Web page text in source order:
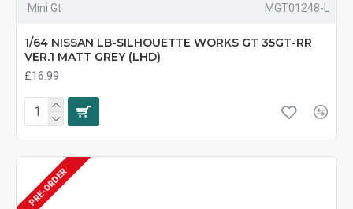
Mini Gt MGT01248-L
1/64 NISSAN LB-SILHOUETTE WORKS GT 35GT-RR
VER.1 MATT GREY (LHD)
£16.99
PRE-ORDER